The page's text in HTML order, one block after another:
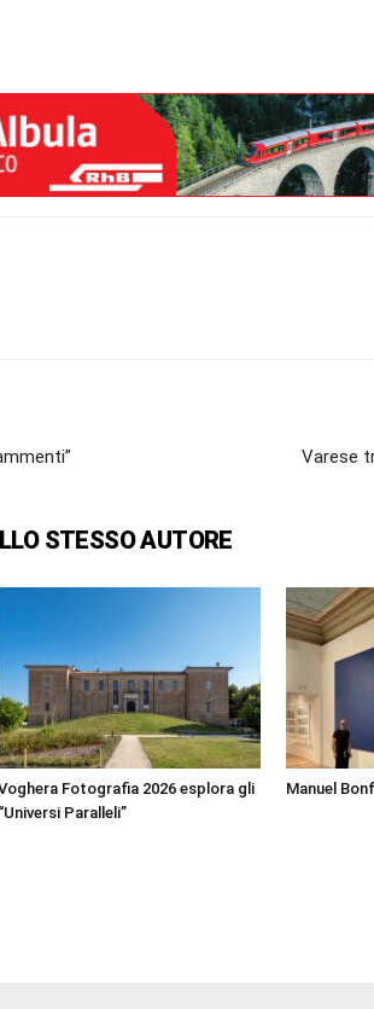
Varese
STESSO AUTORE
Fotografia 2026 esplora gli
“Universi Paralleli”
Manuel